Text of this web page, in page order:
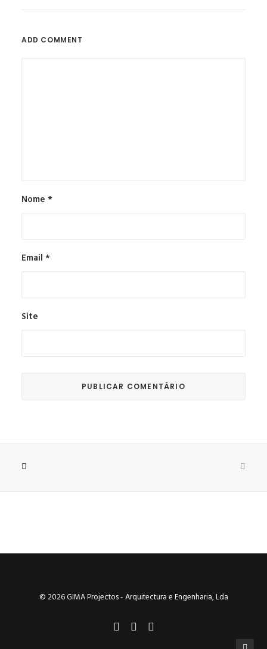
ADD COMMENT
Nome *
Email *
Site
© 2026 GIMA Projectos - Arquitectura e Engenharia, Lda